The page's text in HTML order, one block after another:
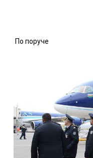
По поруче